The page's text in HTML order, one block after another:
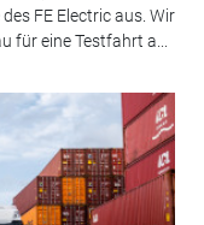
FE Electric aus. Wir
für eine Testfahrt a...